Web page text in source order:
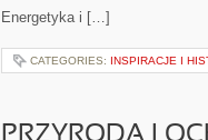
Energetyka i […]
CATEGORIES: INSPIRACJE I